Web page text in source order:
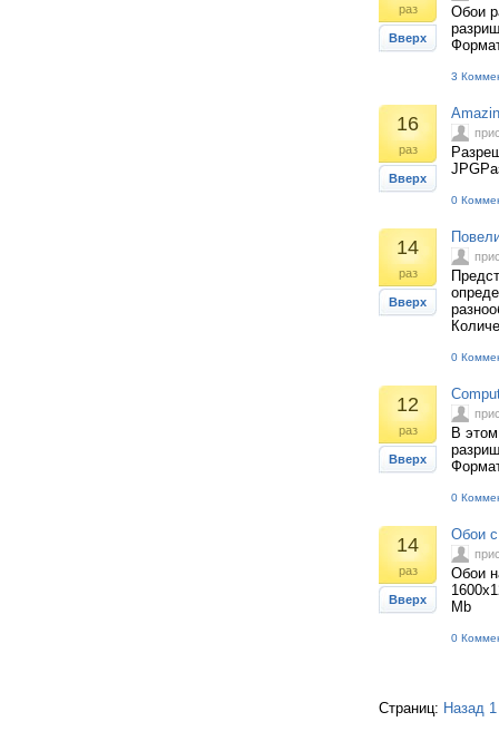
раз
Вверх
Обои
3
16
раз
Вверх
0
14
раз
Вверх
0
12
раз
Вверх
В
0
14
раз
Вверх
Обои с
Обои
Mb
0
Страниц: Назад 1